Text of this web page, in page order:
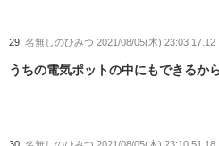
29: 名無しのひみつ 2021/08/05(木) 23:03:17.12
うちの電気ポットの中にもできるか